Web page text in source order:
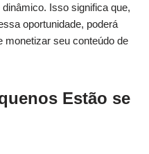
Isso significa que,
oportunidade, poderá
monetizar seu conteúdo de
Estão se